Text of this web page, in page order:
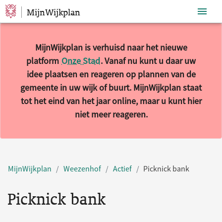
Sla navigatie over
MijnWijkplan
MijnWijkplan is verhuisd naar het nieuwe
platform Onze Stad. Vanaf nu kunt u daar uw
idee plaatsen en reageren op plannen van de
gemeente in uw wijk of buurt. MijnWijkplan staat
tot het eind van het jaar online, maar u kunt hier
niet meer reageren.
MijnWijkplan Weezenhof Actief Picknick bank
Picknick bank